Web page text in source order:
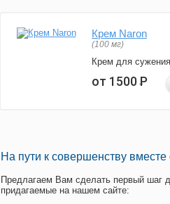
Крем Naron
(100 мг)
Крем для
от 1500Р
На пути к совершенству вместе
Предлагаем Вам сделать первый шаг
придагаемые на нашем сайте: